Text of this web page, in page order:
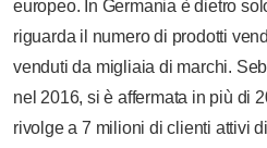
europeo. In Germania è dietro
riguarda il numero di prodotti
venduti da migliaia di marchi.
nel 2016, si è affermata in più di
rivolge a 7 milioni di clienti attivi